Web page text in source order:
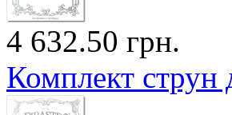
4 632.50 грн.
Комплект